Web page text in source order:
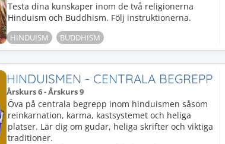
Testa dina kunskaper inom de två religionerna
Hinduism och Buddhism. Följ instruktionerna.
HINDUISM BUDDHISM
HINDUISMEN - CENTRALA BEGREPP
Årskurs 6 - Årskurs 9
Öva på centrala begrepp inom hinduismen såsom
reinkarnation, karma, kastsystemet och heliga
platser. Lär dig om gudar, heliga skrifter och viktiga
traditioner.